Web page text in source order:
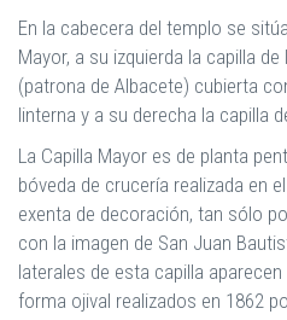
En la cabecera del templo se
Mayor, a su izquierda la capilla
(patrona de Albacete) cubierta
linterna y a su derecha la capilla
La Capilla Mayor es de planta
bóveda de crucería realizada en
exenta de decoración, tan sólo
con la imagen de San Juan
laterales de esta capilla
forma ojival realizados en 1862